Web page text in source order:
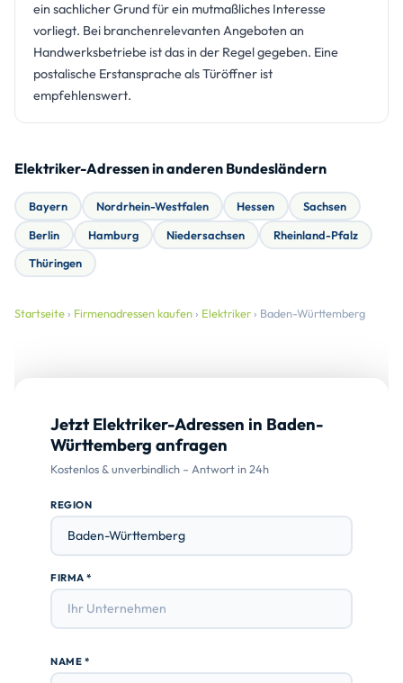
ein sachlicher Grund für ein mutmaßliches Interesse
vorliegt. Bei branchenrelevanten Angeboten an
Handwerksbetriebe ist das in der Regel gegeben. Eine
postalische Erstansprache als Türöffner ist
empfehlenswert.
Elektriker-Adressen in anderen Bundesländern
Bayern Nordrhein-Westfalen Hessen
Sachsen
Berlin
Hamburg Niedersachsen
Rheinland-Pfalz
Thüringen
Startseite › Firmenadressen kaufen › Elektriker › Baden-Württemberg
Jetzt Elektriker-Adressen in Baden-
Württemberg anfragen
Kostenlos & unverbindlich – Antwort in 24h
REGION
FIRMA *
NAME *